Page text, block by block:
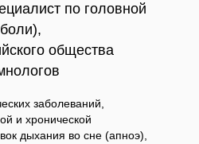
по головной
боли),
общества
заболеваний,
и хронической
дыхания во сне (апноэ),